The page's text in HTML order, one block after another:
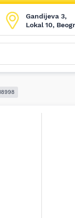
Gandijeva 3,
Lokal 10,